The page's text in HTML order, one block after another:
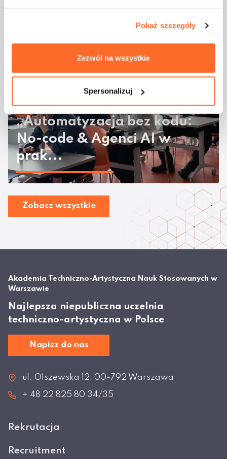
Pokaż szczegóły
Zezwól na wszystkie
Spersonalizuj
Odbyły się warsztaty
„Automatyzacja bez kodu:
No-code & Agenci AI w
prak...
Zobacz wszystkie
Akademia Techniczno-Artystyczna Nauk Stosowanych w
Warszawie
Najlepsza niepubliczna uczelnia
techniczno-artystyczna w Polsce
Napisz do nas
ul. Olszewska 12, 00-792 Warszawa
+ 48 22 825 80 34/35
Rekrutacja
Recruitment